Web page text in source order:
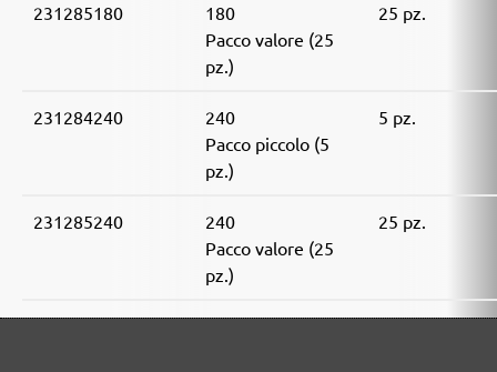
231285180
180
Pacco valore (25
pz.)
25 pz.
231284240
240
Pacco piccolo (5
pz.)
5 pz.
231285240
240
Pacco valore (25
pz.)
25 pz.
231284320
320
5 pz.